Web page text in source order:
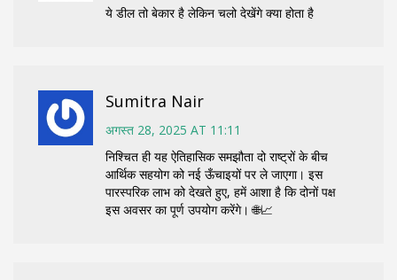
ये डील तो बेकार है लेकिन चलो देखेंगे क्या होता है
Sumitra Nair
अगस्त 28, 2025 AT 11:11
निश्चित ही यह ऐतिहासिक समझौता दो राष्ट्रों के बीच
आर्थिक सहयोग को नई ऊँचाइयों पर ले जाएगा। इस
पारस्परिक लाभ को देखते हुए, हमें आशा है कि दोनों पक्ष
इस अवसर का पूर्ण उपयोग करेंगे। 🌐📈